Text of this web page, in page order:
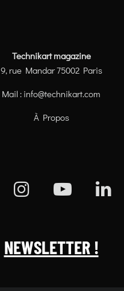
Technikart magazine
9, rue Mandar 75002 Paris
Mail : info@technikart.com
À Propos
NEWSLETTER !